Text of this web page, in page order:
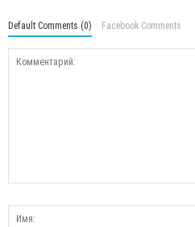
Default Comments (0) Facebook Comments